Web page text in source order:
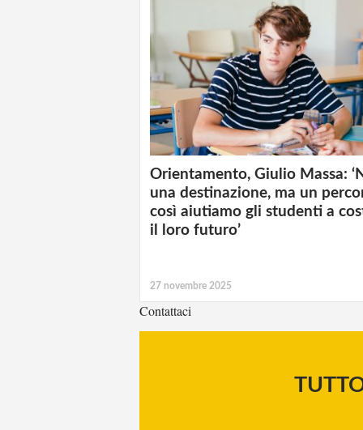
Orientamento, Giulio Massa:
una destinazione, ma un
così aiutiamo gli studenti a
il loro futuro’
27 novembre 2025
Contattaci